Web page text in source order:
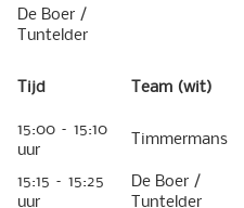
De Boer /
Tuntelder
Tijd Team (wit)
15:00 – 15:10
uur
Timmermans
15:15 – 15:25
uur
De Boer /
Tuntelder